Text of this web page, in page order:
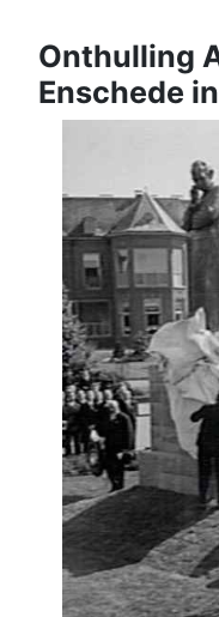
Onthulling
Enschede